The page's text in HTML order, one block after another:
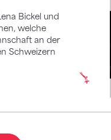
Bickel und
welche
an der
Schweizern